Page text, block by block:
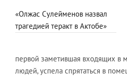
«Олжас Сулейменов назвал
трагедией теракт в Актобе»
первой заметившая входящих в
людей, успела спрятаться в